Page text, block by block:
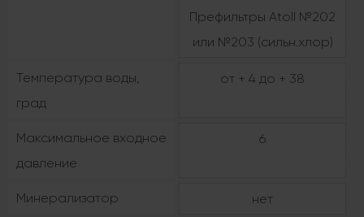
Префильтры Atoll №202
или №203 (сильн.хлор)
Температура воды,
град
от + 4 до + 38
Максимальное входное
давление
6
Минерализатор нет